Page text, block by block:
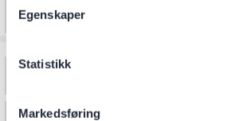
Egenskaper
Statistikk
Markedsføring